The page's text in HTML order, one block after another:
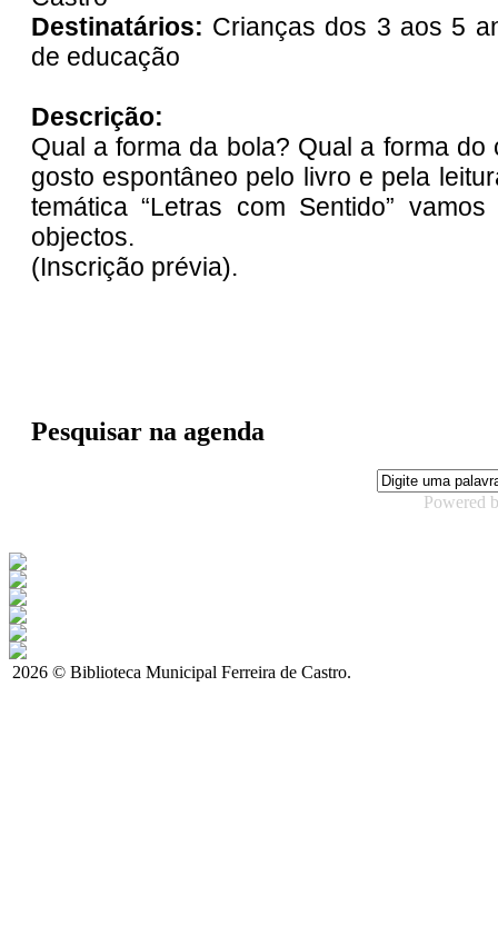
Destinatários: Crianças dos 3 aos 5
de educação
Descrição:
Qual a forma da bola? Qual a forma
gosto espontâneo pelo livro e pela
temática “Letras com Sentido”
objectos.
(Inscrição prévia).
Pesquisar na agenda
Powered
2026 © Biblioteca Municipal Ferreira de Castro.